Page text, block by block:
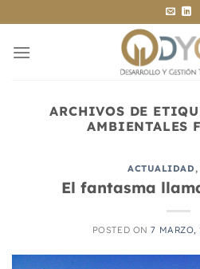
al
contenido
ARCHIVOS DE
AMBIENTALES
ACTUALIDAD,
El fantasma
POSTED ON7 MARZO,